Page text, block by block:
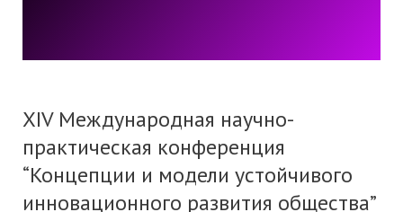
XIV Международная научно-
практическая конференция
“Концепции и модели устойчивого
инновационного развития общества”